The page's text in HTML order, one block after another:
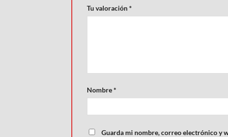
Tu valoración*
Nombre*
Guarda mi nombre, correo electrónico y